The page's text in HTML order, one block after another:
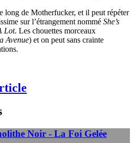
long de Motherfucker, et il peut répéter
sur l’étrangement nommé She’s
Lot. Les chouettes morceaux
Avenue) et on peut sans crainte
Noir - La Foi Gelée